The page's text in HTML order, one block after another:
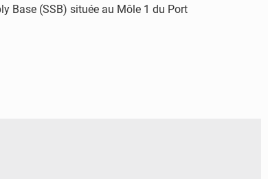
Base (SSB) située au Môle 1 du Port